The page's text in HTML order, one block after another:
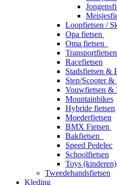
Loopfietsen /
Opa fietsen
Oma fietsen
Racefietsen
Stadsfietsen &
Step/Scooter &
Vouwfietsen &
Mountainbikes
Hybride fietsen
Moederfietsen
BMX Fietsen
Bakfietsen
Speed Pedelec
Schoolfietsen
Toys (kinderen)
Tweedehandsfietsen
Kleding